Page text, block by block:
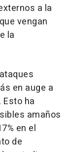
a la
vengan
la
en auge a
ha
amaños
en el
de